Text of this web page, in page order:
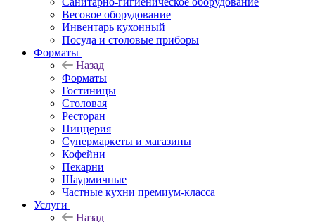
Весовое оборудование
Инвентарь кухонный
Посуда и столовые приборы
Форматы
Назад
Форматы
Гостиницы
Столовая
Ресторан
Пиццерия
Супермаркеты и магазины
Кофейни
Пекарни
Шаурмичные
Частные кухни премиум-класса
Услуги
Назад